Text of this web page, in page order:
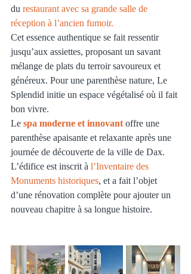
du restaurant avec sa grande salle de
réception à l’ancien fumoir.
Cet essence authentique se fait ressentir
jusqu’aux assiettes, proposant un savant
mélange de plats du terroir savoureux et
généreux. Pour une parenthèse nature, Le
Splendid initie un espace végétalisé où il fait
bon vivre.
Le spa moderne et innovant offre une
parenthèse apaisante et relaxante après une
journée de découverte de la ville de Dax.
L’édifice est inscrit à l’Inventaire des
Monuments historiques, et a fait l’objet
d’une rénovation complète pour ajouter un
nouveau chapitre à sa longue histoire.